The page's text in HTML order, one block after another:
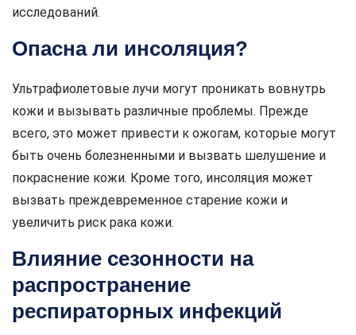
исследований.
Опасна ли инсоляция?
Ультрафиолетовые лучи могут проникать вовнутрь
кожи и вызывать различные проблемы. Прежде
всего, это может привести к ожогам, которые могут
быть очень болезненными и вызвать шелушение и
покраснение кожи. Кроме того, инсоляция может
вызвать преждевременное старение кожи и
увеличить риск рака кожи.
Влияние сезонности на
распространение
респираторных инфекций